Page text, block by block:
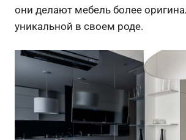
они делают мебель более
уникальной в своем роде.